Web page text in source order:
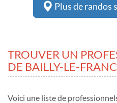
Plus de randos
TROUVER UN
DE BAILLY-LE-FRANC
Voici une liste de